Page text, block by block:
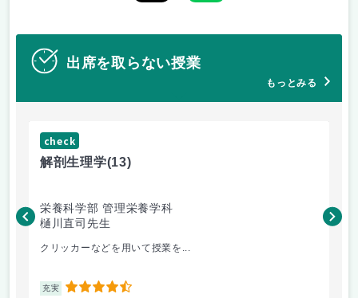
出席を取らない授業
もっとみる
check
解剖生理学(13)
栄養科学部 管理栄養学科
樋川直司先生
クリッカーなどを用いて授業を...
充実 4.5
菅